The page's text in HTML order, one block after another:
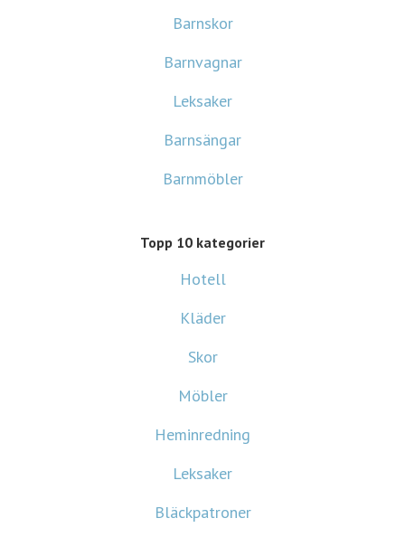
Barnskor
Barnvagnar
Leksaker
Barnsängar
Barnmöbler
Topp 10 kategorier
Hotell
Kläder
Skor
Möbler
Heminredning
Leksaker
Bläckpatroner